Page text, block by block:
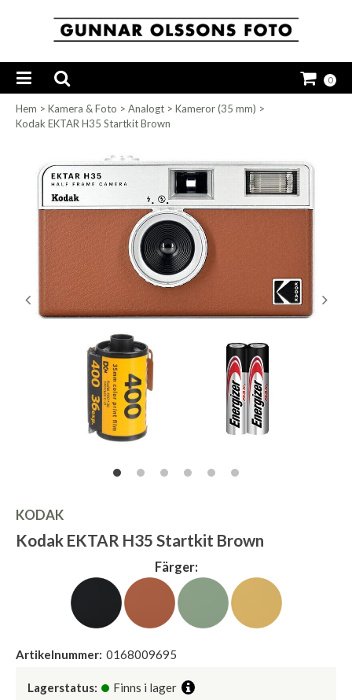
0
Hem > Kamera & Foto > Analogt > Kameror (35 mm) >
Kodak EKTAR H35 Startkit Brown
KODAK
Kodak EKTAR H35 Startkit Brown
Färger:
Artikelnummer: 0168009695
Lagerstatus: Finns i lager